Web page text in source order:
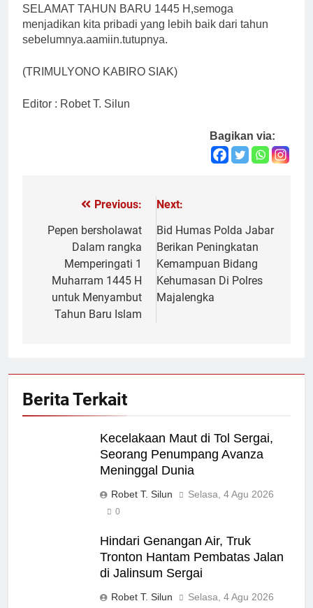
SELAMAT TAHUN BARU 1445 H,semoga
menjadikan kita pribadi yang lebih baik dari tahun
sebelumnya.aamiin.tutupnya.
(TRIMULYONO KABIRO SIAK)
Editor : Robet T. Silun
Bagikan via:
Navigasi
pos
Previous:
Pepen bersholawat
Dalam rangka
Memperingati 1
Muharram 1445 H
untuk Menyambut
Tahun Baru Islam
Next:
Bid Humas Polda Jabar
Berikan Peningkatan
Kemampuan Bidang
Kehumasan Di Polres
Majalengka
Berita Terkait
Kecelakaan Maut di Tol Sergai,
Seorang Penumpang Avanza
Meninggal Dunia
Robet T. Silun Selasa, 4 Agu 2026
0
Hindari Genangan Air, Truk
Tronton Hantam Pembatas Jalan
di Jalinsum Sergai
Robet T. Silun Selasa, 4 Agu 2026